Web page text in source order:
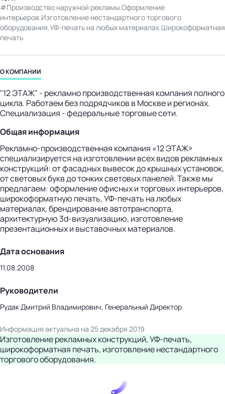
бизнес-центр
Производство наружной рекламы.Оформление
интерьеров.Изготовление нестандартного торгового
оборудования.УФ-печать на любых материалах.Широкоформатная
печать
О КОМПАНИИ
"12 ЭТАЖ" - рекламно производственная компания полного
цикла. Работаем без подрядчиков в Москве и регионах.
Специализация - федеральные торговые сети.
Общая информация
Рекламно-производственная компания «12 ЭТАЖ»
специализируется на изготовлении всех видов рекламных
конструкций: от фасадных вывесок до крышных установок,
от световых букв до тонких световых панелей. Также мы
предлагаем: оформление офисных и торговых интерьеров,
широкоформатную печать, УФ-печать на любых
материалах, брендирование автотранспорта,
архитектурную 3d-визуализацию, изготовление
презентационных и выставочных материалов.
Дата основания
11.08.2008
Руководители
Рудак Дмитрий Владимирович, Генеральный Директор
Информация актуальна на 25 декабря 2019
Изготовление рекламных конструкций, УФ-печать,
широкоформатная печать, изготовление нестандартного
торгового оборудования.